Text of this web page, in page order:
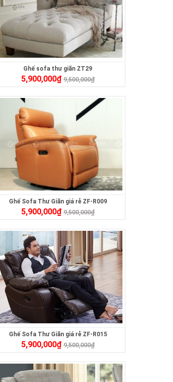
Ghế sofa thư giãn ZT29
5,900,000₫ 9,500,000₫
Ghế Sofa Thư Giãn giá rẻ ZF-R009
5,900,000₫ 9,500,000₫
Ghế Sofa Thư Giãn giá rẻ ZF-R015
5,900,000₫ 9,500,000₫